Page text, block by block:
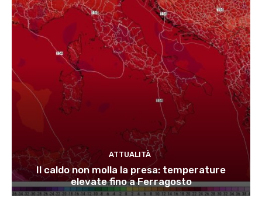
ATTUALITÀ
Il caldo non molla la presa: temperature
elevate fino a Ferragosto